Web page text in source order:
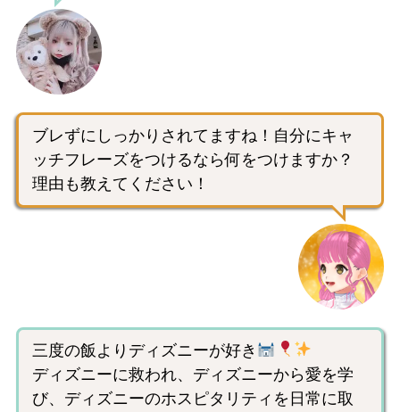
ブレずにしっかりされてますね！自分にキャ
ッチフレーズをつけるなら何をつけますか？
理由も教えてください！
三度の飯よりディズニーが好き
ディズニーに救われ、ディズニーから愛を学
び、ディズニーのホスピタリティを日常に取